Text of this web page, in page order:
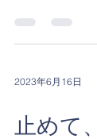
2023年6月16日
止めて